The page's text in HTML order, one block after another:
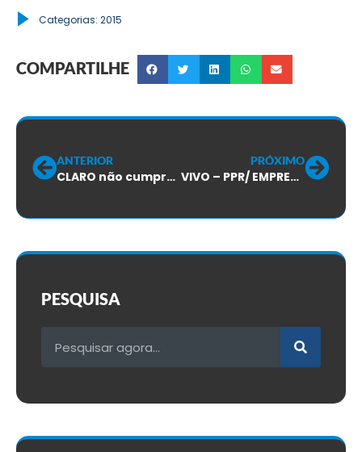
Categorias: 2015
COMPARTILHE
ANTERIOR
CLARO não cumpre compromisso de equalização do VR numa CLARA demonstração de DESRESPEITO aos trabalhadores e suas entidades de classe.
PRÓXIMO
VIVO – PPR/ EMPRESA TENTA QUEBRAR PAGAMENTO DO SRE EM JULHO!
PESQUISA